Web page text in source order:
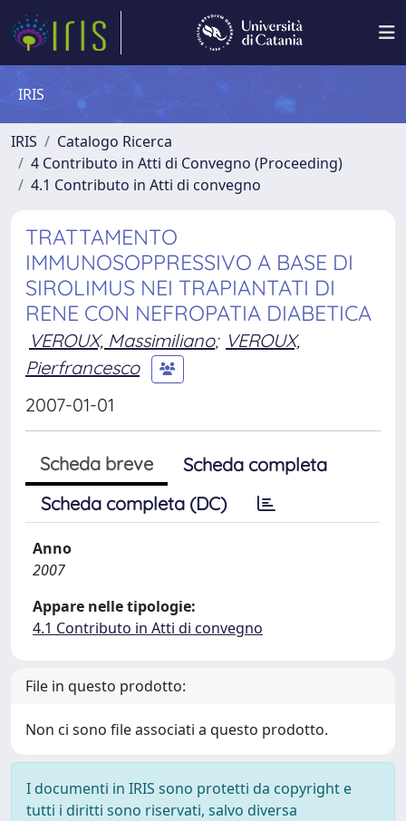
IRIS
IRIS
Catalogo Ricerca
4 Contributo in Atti di Convegno (Proceeding)
4.1 Contributo in Atti di convegno
TRATTAMENTO
IMMUNOSOPPRESSIVO A BASE DI
SIROLIMUS NEI TRAPIANTATI DI
RENE CON NEFROPATIA DIABETICA
VEROUX, Massimiliano; VEROUX,
Pierfrancesco
2007-01-01
Scheda breve
Scheda completa
Scheda completa (DC)
Anno
2007
Appare nelle tipologie:
4.1 Contributo in Atti di convegno
File in questo prodotto:
Non ci sono file associati a questo prodotto.
I documenti in IRIS sono protetti da copyright e
tutti i diritti sono riservati, salvo diversa